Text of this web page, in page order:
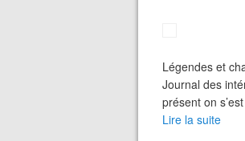
Légendes et
Journal des
présent on
Lire la suite